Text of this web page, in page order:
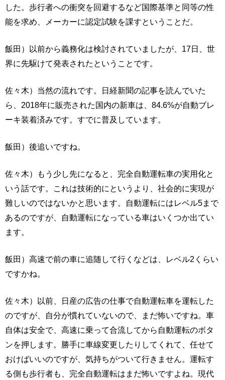
した。歩行者への衝突を回避するなど国際基準と同等の性
能を求め、メーカーに認定試験を課すということだ。
飯田）以前から義務化は検討されていましたが、17日、世
界に先駆けて発表されたということです。
佐々木）当然の流れです。日経新聞の記事を読んでいた
ら、2018年に販売された国内の新車は、84.6%が自動ブレ
ーキ装着済みです。すでに普及しています。
飯田）後追いですね。
佐々木）もう少し先になると、完全自動運転車の実用化と
いう話です。これは技術的にというより、社会的に実現が
難しいのではないかと思います。自動運転にはレベル5まで
あるのですが、自動運転になっている車はいくつか出てい
ます。
飯田）高速で前の車に追随して行くなどは、レベル2くらい
ですかね。
佐々木）以前、日産の広告の仕事で自動運転車を運転した
のですが、自分が慣れていないので、まだ怖いですね。車
自体は安全で、高速に乗って合流してから自動運転のボタ
ンを押します。勝手に車線変更したりしてくれて、任せて
おけばいいのですが、気持ちがついて行きません。運転す
る側も歩行者も、完全自動運転はまだ怖いですよね。現代